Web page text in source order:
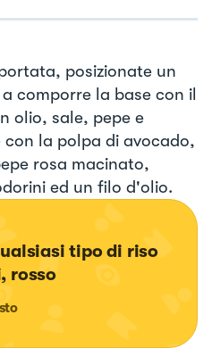
posizionate un
comporre la base con il
olio, sale, pepe e
con la polpa di avocado,
rosa macinato,
ed un filo d'olio.
tipo di riso
rosso